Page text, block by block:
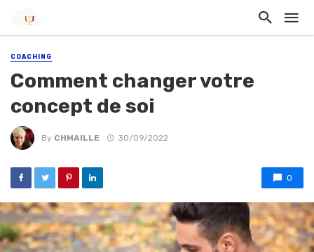
COACHING
Comment changer votre
concept de soi
By CHMAILLE 30/09/2022
0